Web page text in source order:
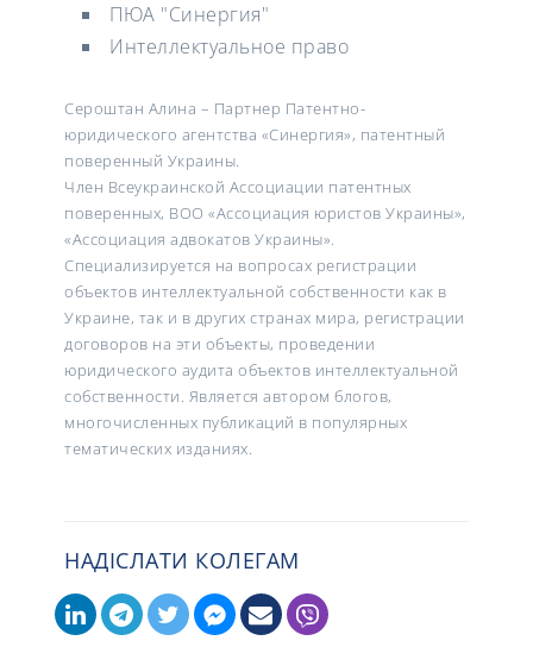
ПЮА "Синергия"
Интеллектуальное право
Сероштан Алина – Партнер Патентно-
юридического агентства «Синергия», патентный
поверенный Украины.
Член Всеукраинской Ассоциации патентных
поверенных, ВОО «Ассоциация юристов Украины»,
«Ассоциация адвокатов Украины».
Специализируется на вопросах регистрации
объектов интеллектуальной собственности как в
Украине, так и в других странах мира, регистрации
договоров на эти объекты, проведении
юридического аудита объектов интеллектуальной
собственности. Является автором блогов,
многочисленных публикаций в популярных
тематических изданиях.
НАДІСЛАТИ КОЛЕГАМ